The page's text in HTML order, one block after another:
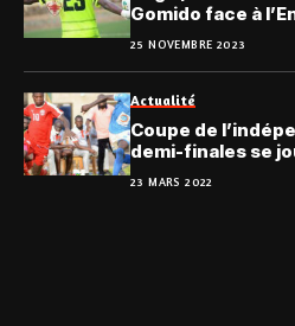
Gomido face à
25 NOVEMBRE 2023
Actualité
Coupe de
demi-finales se
23 MARS 2022